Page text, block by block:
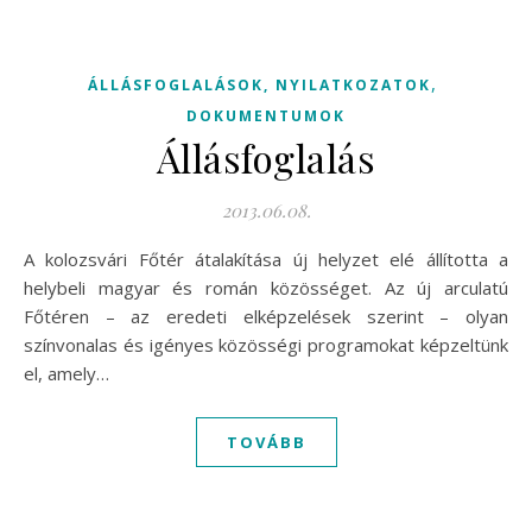
ÁLLÁSFOGLALÁSOK, NYILATKOZATOK,
DOKUMENTUMOK
Állásfoglalás
2013.06.08.
A kolozsvári Főtér átalakítása új helyzet elé állította a
helybeli magyar és román közösséget. Az új arculatú
Főtéren – az eredeti elképzelések szerint – olyan
színvonalas és igényes közösségi programokat képzeltünk
el, amely…
TOVÁBB